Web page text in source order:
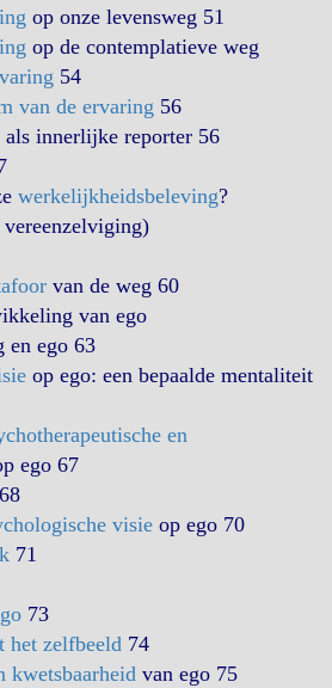
op onze levensweg 51
op de contemplatieve weg
54
van de ervaring 56
als innerlijke reporter 56
werkelijkheidsbeleving?
vereenzelviging)
van de weg 60
van ego
en ego 63
op ego: een bepaalde mentaliteit
en
ego 67
68
visie op ego 70
71
73
het zelfbeeld 74
kwetsbaarheid van ego 75